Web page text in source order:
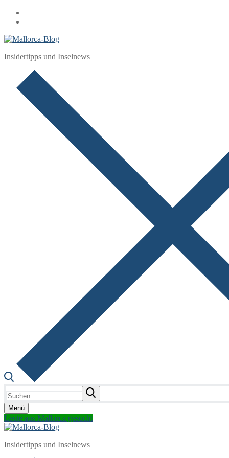
Zum
Inhalt
Menü
Schließen
Insidertipps und Inselnews
nach:
Menü
Leute aus Mallorca gesucht
Insidertipps und Inselnews